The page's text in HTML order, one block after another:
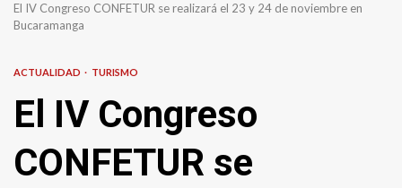
El IV Congreso CONFETUR se realizará el 23 y 24 de noviembre en
Bucaramanga
ACTUALIDAD TURISMO
El IV Congreso
CONFETUR se